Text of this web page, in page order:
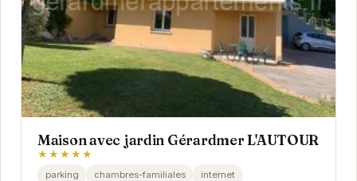
Maison avec jardin Gérardmer L'AUTOUR
★★★★★
parking chambres-familiales
internet